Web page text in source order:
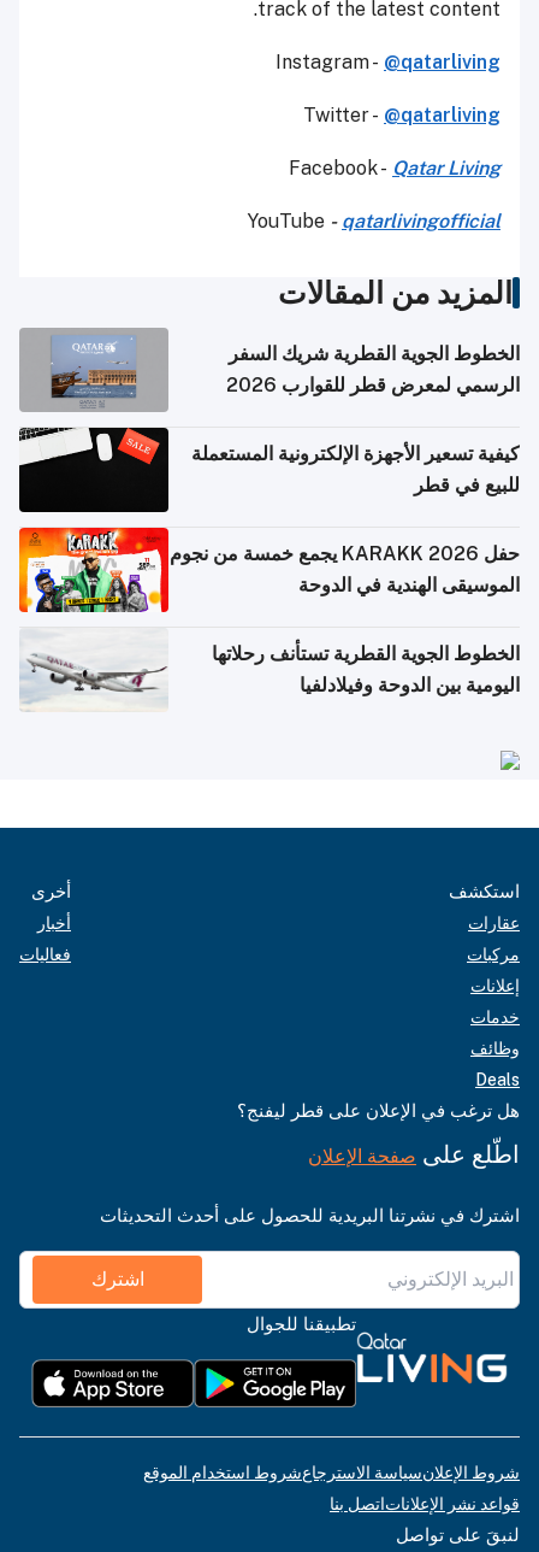
track of the latest content.
Instagram - @qatarliving
Twitter - @qatarliving
Facebook - Qatar Living
YouTube - qatarlivingofficial
المزيد من المقالات
الخطوط الجوية القطرية شريك السفر
الرسمي لمعرض قطر للقوارب 2026
كيفية تسعير الأجهزة الإلكترونية المستعملة
للبيع في قطر
حفل KARAKK 2026 يجمع خمسة من نجوم
الموسيقى الهندية في الدوحة
الخطوط الجوية القطرية تستأنف رحلاتها
اليومية بين الدوحة وفيلادلفيا
استكشف
عقارات
مركبات
إعلانات
خدمات
وظائف
Deals
أخرى
أخبار
فعاليات
هل ترغب في الإعلان على قطر ليفنج؟
اطّلع على صفحة الإعلان
اشترك في نشرتنا البريدية للحصول على أحدث التحديثات
اشترك
تطبيقنا للجوال
شروط الإعلانسياسة الاسترجاعشروط استخدام الموقع
قواعد نشر الإعلاناتاتصل بنا
لنبقَ على تواصل